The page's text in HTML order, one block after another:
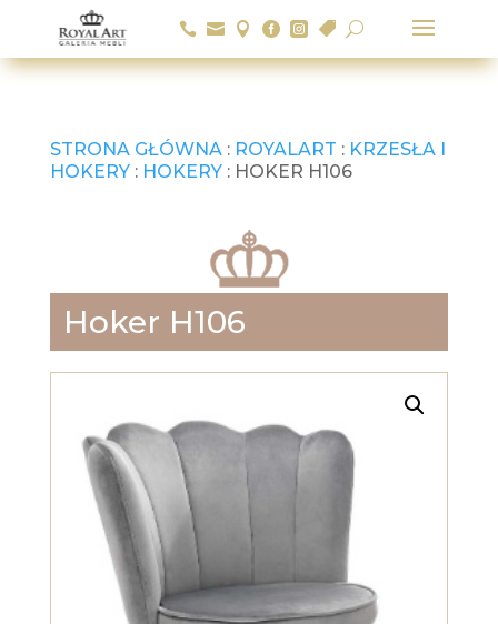
      U
STRONA GŁÓWNA: ROYALART : KRZESŁA I
HOKERY: HOKERY: HOKER H106
Hoker H106